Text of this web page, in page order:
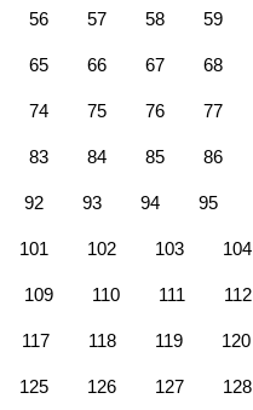
56 57 58 59
65 66 67 68
74 75 76 77
83 84 85 86
92 93 94 95
101 102 103 104
109 110 111 112
117 118 119 120
125 126 127 128